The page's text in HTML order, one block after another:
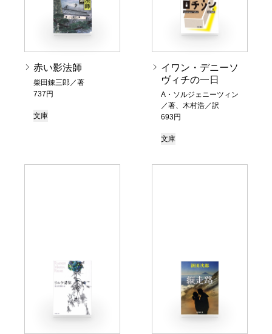
赤い影法師
柴田錬三郎／著
737円
文庫
イワン・デニーソ
ヴィチの一日
A・ソルジェニーツィン
／著、木村浩／訳
693円
文庫